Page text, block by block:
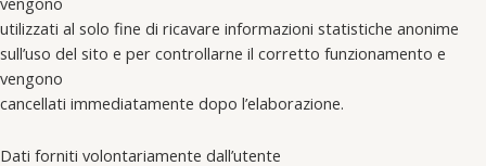
utilizzati al solo fine di ricavare informazioni statistiche anonime
sull’uso del sito e per controllarne il corretto funzionamento e
vengono
cancellati immediatamente dopo l’elaborazione.
Dati forniti volontariamente dall’utente